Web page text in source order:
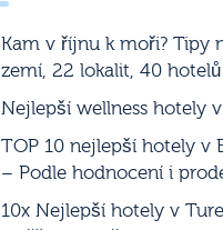
Kam v říjnu k moři? Tipy
zemí, 22 lokalit, 40 hotelů
Nejlepší wellness hotely v
TOP 10 nejlepší hotely v
– Podle hodnocení i
10x Nejlepší hotely v